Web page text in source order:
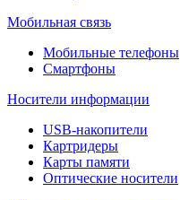
Мобильная связь
Мобильные телефоны
Смартфоны
Носители информации
USB-накопители
Картридеры
Карты памяти
Оптические носители